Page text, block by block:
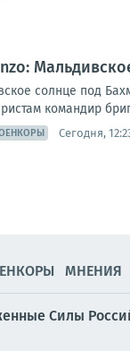
солнце под
командир
Сегодня,
МНЕНИЯ
Силы